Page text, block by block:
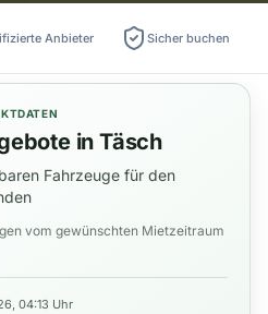
Anbieter Sicher buchen
in Täsch
Fahrzeuge für den
vom gewünschten Mietzeitraum
04:13 Uhr